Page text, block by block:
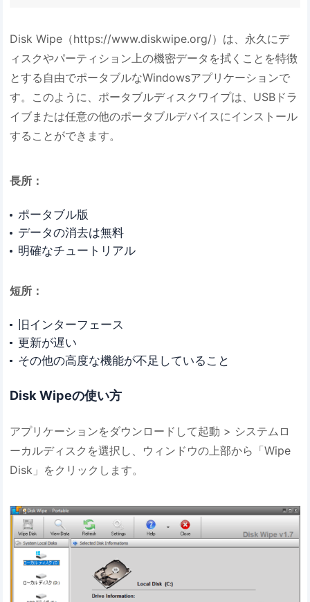
Disk Wipe（https://www.diskwipe.org/）は、永久にデ
ィスクやパーティション上の機密データを拭くことを特徴
とする自由でポータブルなWindowsアプリケーションで
す。このように、ポータブルディスクワイプは、USBドラ
イブまたは任意の他のポータブルデバイスにインストール
することができます。
長所：
ポータブル版
データの消去は無料
明確なチュートリアル
短所：
旧インターフェース
更新が遅い
その他の高度な機能が不足していること
Disk Wipeの使い方
アプリケーションをダウンロードして起動 > システムロ
ーカルディスクを選択し、ウィンドウの上部から「Wipe
Disk」をクリックします。